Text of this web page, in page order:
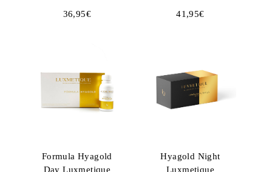
36,95€ 41,95€
Formula Hyagold
Day Luxmetique
Hyagold Night
Luxmetique